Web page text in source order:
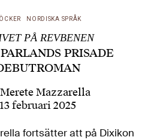
NORDISKA SPRÅK
PÅ REVBENEN
PRISADE
Merete Mazzarella
13 februari 2025
fortsätter att på Dixikon